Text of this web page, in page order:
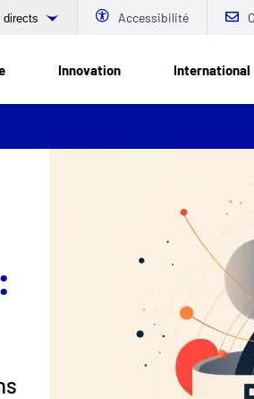
Accessibilité
Innovation International